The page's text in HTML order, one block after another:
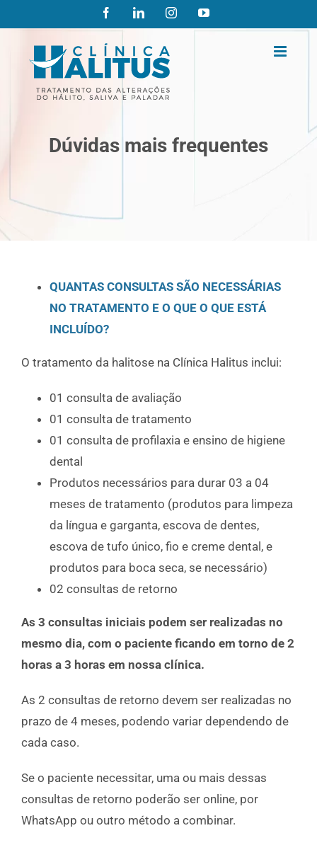
para
FacebookLinkedInInstagramYouTube
Dúvidas mais frequentes
QUANTAS CONSULTAS SÃO NECESSÁRIAS
NO TRATAMENTO E O QUE O QUE ESTÁ
INCLUÍDO?
O tratamento da halitose na Clínica Halitus inclui:
01 consulta de avaliação
01 consulta de tratamento
01 consulta de profilaxia e ensino de higiene
dental
Produtos necessários para durar 03 a 04
meses de tratamento (produtos para limpeza
da língua e garganta, escova de dentes,
escova de tufo único, fio e creme dental, e
produtos para boca seca, se necessário)
02 consultas de retorno
As 3 consultas iniciais podem ser realizadas no
mesmo dia, com o paciente ficando em torno de 2
horas a 3 horas em nossa clínica.
As 2 consultas de retorno devem ser realizadas no
prazo de 4 meses, podendo variar dependendo de
cada caso.
Se o paciente necessitar, uma ou mais dessas
consultas de retorno poderão ser online, por
WhatsApp ou outro método a combinar.